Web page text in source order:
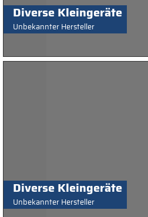
Diverse Kleingeräte
Unbekannter Hersteller
Diverse Kleingeräte
Unbekannter Hersteller